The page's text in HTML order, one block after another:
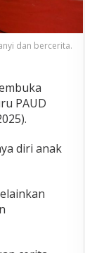
dan bercerita.
PAUD
diri anak